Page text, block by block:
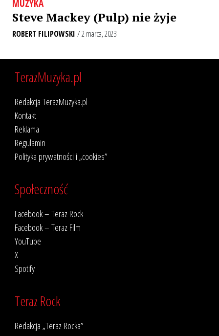
MUZYKA
Steve Mackey (Pulp) nie żyje
ROBERT FILIPOWSKI / 2 marca, 2023
TerazMuzyka.pl
Redakcja TerazMuzyka.pl
Kontakt
Reklama
Regulamin
Polityka prywatności i „cookies”
Społeczność
Facebook – Teraz Rock
Facebook – Teraz Film
YouTube
X
Spotify
Teraz Rock
Redakcja „Teraz Rocka”